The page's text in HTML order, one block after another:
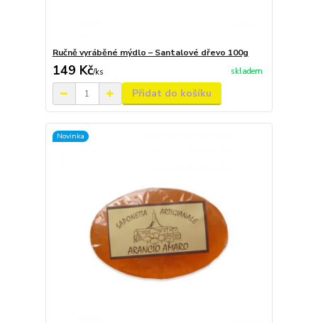
Ručně vyráběné mýdlo – Santalové dřevo 100g
149 Kč/ks skladem
Přidat do košíku
Novinka